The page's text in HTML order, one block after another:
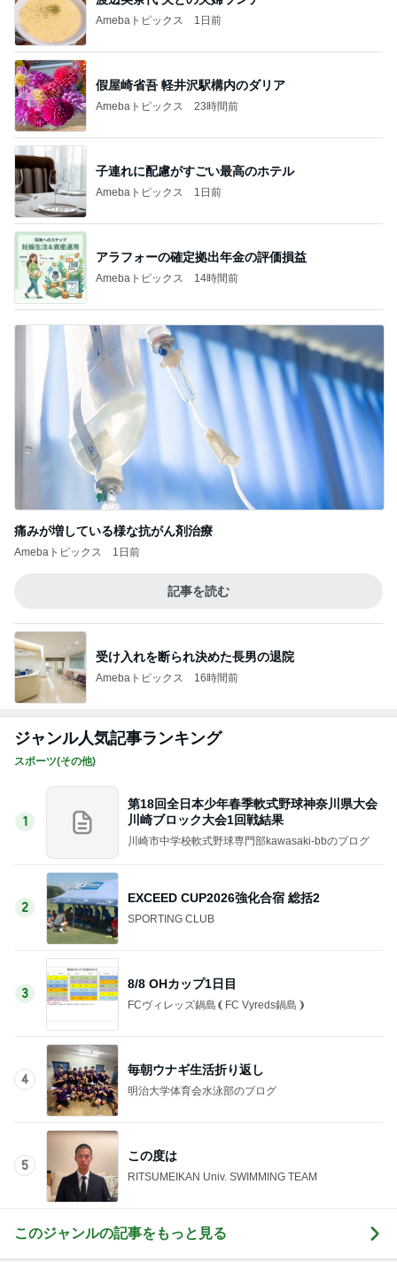
Amebaトピックス 1日前
假屋崎省吾 軽井沢駅構内のダリア
Amebaトピックス 23時間前
子連れに配慮がすごい最高のホテル
Amebaトピックス 1日前
アラフォーの確定拠出年金の評価損益
Amebaトピックス 14時間前
痛みが増している様な抗がん剤治療
Amebaトピックス 1日前
記事を読む
受け入れを断られ決めた長男の退院
Amebaトピックス 16時間前
ジャンル人気記事ランキング
スポーツ(その他)
1
第18回全日本少年春季軟式野球神奈川県大会
川崎ブロック大会1回戦結果
川崎市中学校軟式野球専門部kawasaki-bbのブログ
2
EXCEED CUP2026強化合宿 総括2
SPORTING CLUB
3
8/8 OHカップ1日目
FCヴィレッズ鍋島❨FC Vyreds鍋島❩
4
毎朝ウナギ生活折り返し
明治大学体育会水泳部のブログ
5
この度は
RITSUMEIKAN Univ. SWIMMING TEAM
このジャンルの記事をもっと見る